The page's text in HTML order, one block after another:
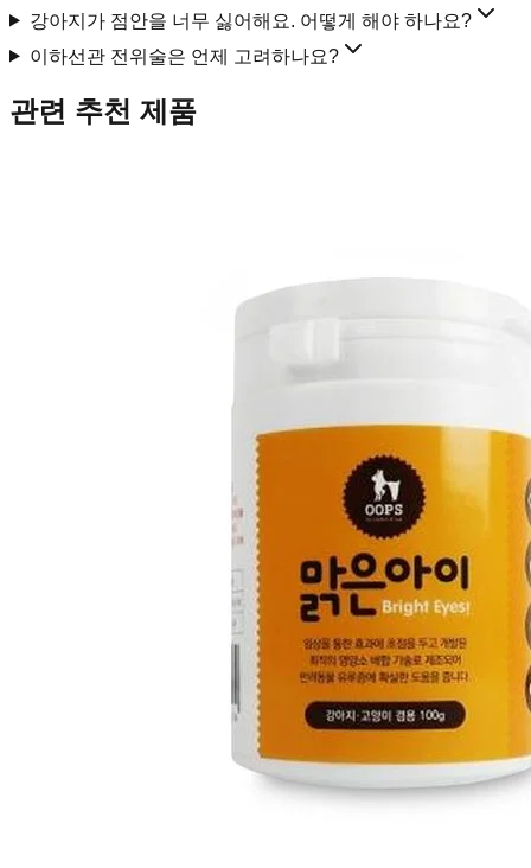
강아지가 점안을 너무 싫어해요. 어떻게 해야 하나요?
이하선관 전위술은 언제 고려하나요?
관련 추천 제품